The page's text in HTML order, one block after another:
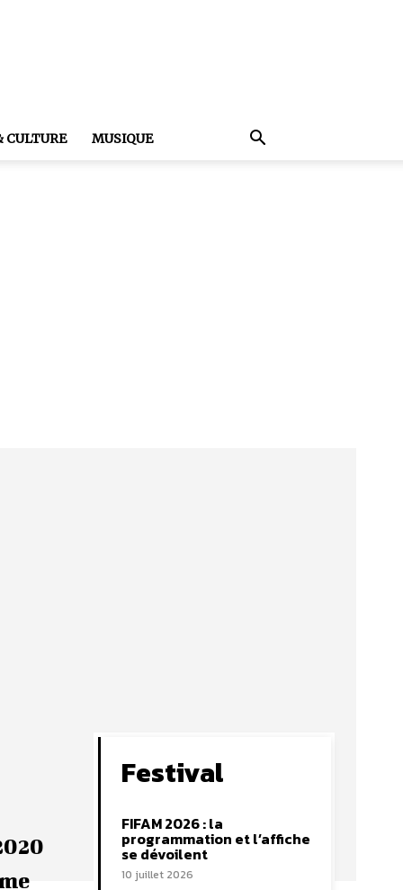
CULTURE MUSIQUE
Festival
FIFAM 2026 : la
programmation et l’affiche
se dévoilent
10 juillet 2026